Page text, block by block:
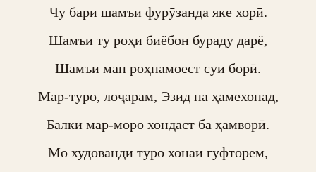
Чу бари шамъи фурӯзанда яке хорӣ.
Шамъи ту роҳи биёбон бураду дарё,
Шамъи ман роҳнамоест суи борӣ.
Мар-туро, лоҷарам, Эзид на ҳамехонад,
Балки мар-моро хондаст ба ҳамворӣ.
Мо худованди туро хонаи гуфторем,